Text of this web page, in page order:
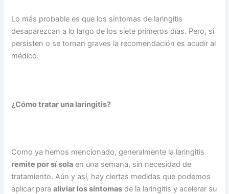
Lo más probable es que los síntomas de laringitis
desaparezcan a lo largo de los siete primeros días. Pero, si
persisten o se tornan graves la recomendación es acudir al
médico.
¿Cómo tratar una laringitis?
Como ya hemos mencionado, generalmente la laringitis
remite por sí sola en una semana, sin necesidad de
tratamiento. Aún y así, hay ciertas medidas que podemos
aplicar paraaliviar los síntomas de la laringitis y acelerar su